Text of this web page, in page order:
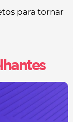
para tornar